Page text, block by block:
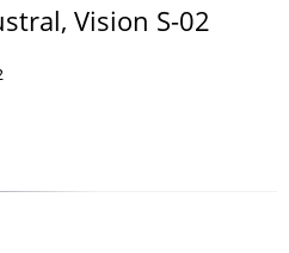
Vision S-02